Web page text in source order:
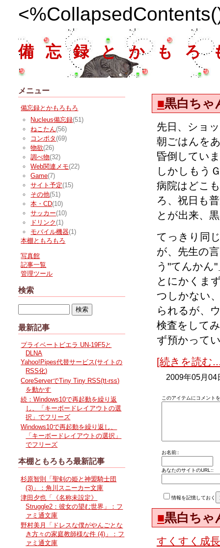
備忘録とかもろ
■黒白ちゃ
先日、ショ
朝ごはんを
昏倒してい
しかしもう
病院はどこ
ろ、祝日も
とが出来、
てっきり同
が、先生の
う"てんかん
とにかくま
つしかない
られるが、
検査をして
ず預かって
[続きを読む
2009年05月
このアイテムにコメント
お名前::
あなたのサイトのURL::
情報を記憶しておく
■黒白ちゃ
すくすく成
メニュー
備忘録とかもろもろ
Nucleus備忘録(51)
ねこたん(56)
コンポタ (69)
物欲(26)
調べ物(32)
Web関連メモ(22)
Game(7)
サイト予定(15)
その他(51)
本・CD(10)
サッカー(10)
ドリンク (1)
モバイル機器(1)
本棚ともろもろ
写真館
記事一覧
管理ツール
検索
最新記事
プライベートビエラ UN-19F5と
DLNA
Yahoo!Pipes代替サービス(サイトの
RSS化)
CoreServerでTiny Tiny RSS(tt-rss)
を動かす
続：Windows10で再起動を繰り返
し、「キーボードレイアウトの選
択」でフリーズ
Windows10で再起動を繰り返し、
「キーボードレイアウトの選択」
でフリーズ
本棚ともろもろ最新記事
杉原智則「聖剣の姫と神盟騎士団
(3)」：角川スニーカー文庫
津田夕也「《名称未設定》
Struggle2：彼女の望む世界」：フ
ァミ通文庫
野村美月「ドレスな僕がやんごとな
き方々の家庭教師様な件 (4)」：フ
ァミ通文庫